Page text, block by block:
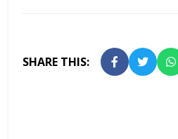
SHARE THIS: